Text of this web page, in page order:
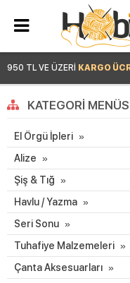
950 TL VE ÜZERİ KARGO
KATEGORI
El Örgü İpleri
Alize
Şiş & Tığ
Havlu / Yazma
Seri Sonu
Tuhafiye Malzemeleri
Çanta Aksesuarları